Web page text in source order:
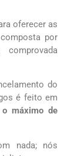
oferecer as
por
do
é feito em
máximo de
nada; nós